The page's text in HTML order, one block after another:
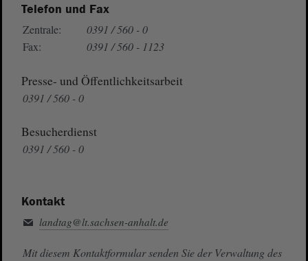
Telefon und Fax
Zentrale:
0391 / 560 - 0
Fax:
0391 / 560 - 1123
Presse- und Öffentlichkeitsarbeit
0391 / 560 - 0
Besucherdienst
0391 / 560 - 0
Kontakt
landtag@lt.sachsen-anhalt.de
Mit diesem Kontaktformular senden Sie der Verwaltung des